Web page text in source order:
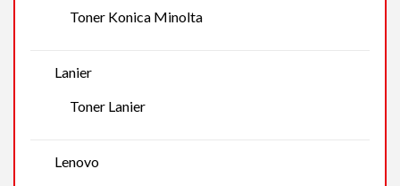
Toner Konica Minolta
Lanier
Toner Lanier
Lenovo